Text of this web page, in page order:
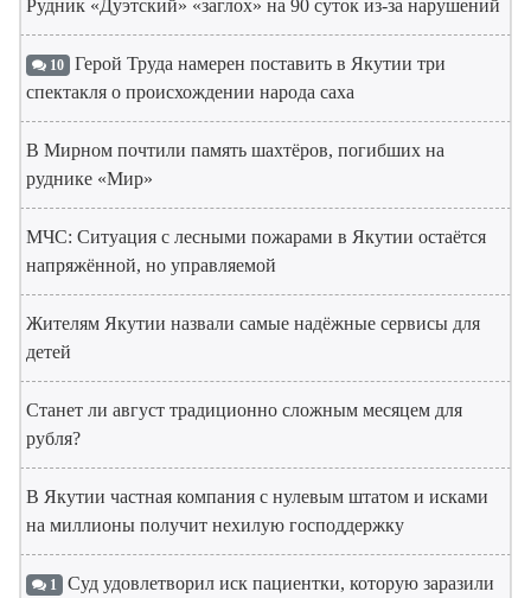
Рудник «Дуэтский» «заглох» на 90 суток из-за нарушений
10 Герой Труда намерен поставить в Якутии три
спектакля о происхождении народа саха
В Мирном почтили память шахтёров, погибших на
руднике «Мир»
МЧС: Ситуация с лесными пожарами в Якутии остаётся
напряжённой, но управляемой
Жителям Якутии назвали самые надёжные сервисы для
детей
Станет ли август традиционно сложным месяцем для
рубля?
В Якутии частная компания с нулевым штатом и исками
на миллионы получит нехилую господдержку
1 Суд удовлетворил иск пациентки, которую заразили